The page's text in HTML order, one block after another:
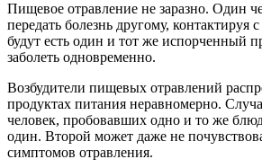
Пищевое отравление не заразно. Один
передать болезнь другому,
будут есть один и тот же испорченный
заболеть одновременно.
Возбудители пищевых отравлений
продуктах питания неравномерно.
человек, пробовавших одно и то же
один. Второй может даже не
симптомов отравления.